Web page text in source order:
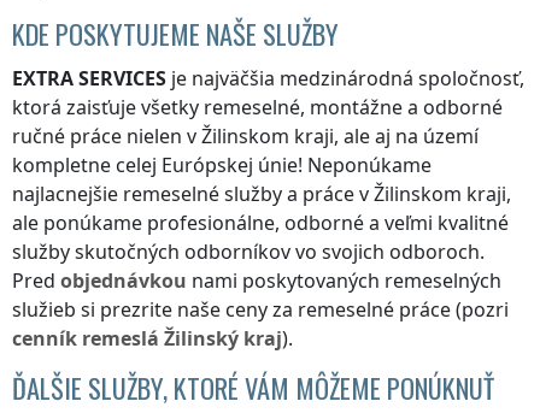
KDE POSKYTUJEME NAŠE SLUŽBY
EXTRA SERVICES je najväčšia medzinárodná spoločnosť,
ktorá zaisťuje všetky remeselné, montážne a odborné
ručné práce nielen v Žilinskom kraji, ale aj na území
kompletne celej Európskej únie! Neponúkame
najlacnejšie remeselné služby a prácev Žilinskom kraji,
ale ponúkame profesionálne, odborné a veľmi kvalitné
služby skutočných odborníkov vo svojich odboroch.
Pred objednávkou nami poskytovaných remeselných
služieb si prezrite naše ceny za remeselné práce (pozri
cenník remeslá Žilinský kraj).
ĎALŠIE SLUŽBY, KTORÉ VÁM MÔŽEME PONÚKNUŤ